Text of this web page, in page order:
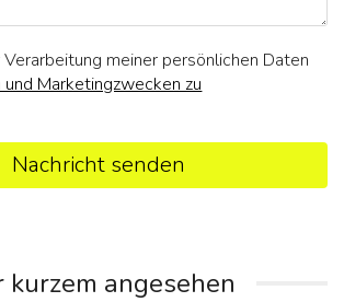
meiner persönlichen Daten
Marketingzwecken zu
Nachricht senden
kurzem angesehen